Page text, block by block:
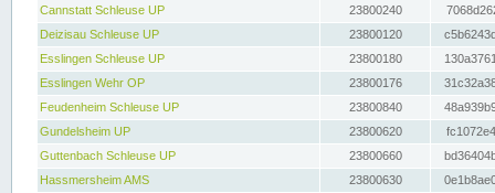
Cannstatt Schleuse UP
23800240
Deizisau Schleuse UP
23800120
Esslingen Schleuse UP
23800180
Esslingen Wehr OP
23800176
Feudenheim Schleuse UP
23800840
Gundelsheim UP
23800620
Guttenbach Schleuse UP
23800660
Hassmersheim AMS
23800630